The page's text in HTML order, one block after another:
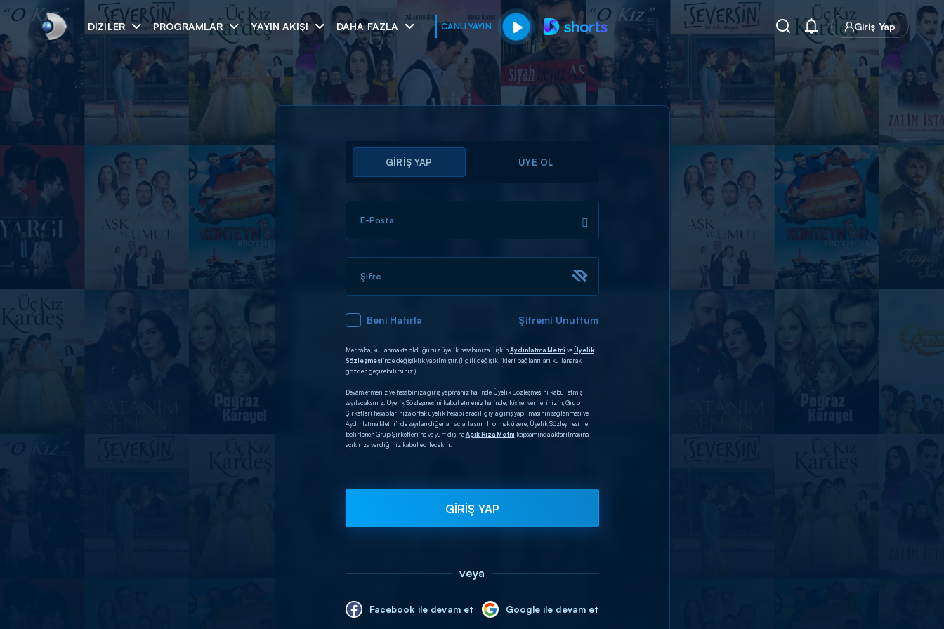
DIZILER PROGRAMLAR YAYIN AKIŞI DAHA FAZLA CANLI YAYIN Giriş Yap
Arama
ARAMA SONUÇLARI
GİRİŞ YAP ÜYE OL
E-Posta
Şifre
Beni Hatırla Şifremi Unuttum
Merhaba, kullanmakta olduğunuz üyelik hesabınıza ilişkinAydınlatma Metni veÜyelik
Sözleşmesi’nde değişiklik yapılmıştır. (İlgili değişiklikleri bağlantıları kullanarak
gözden geçirebilirsiniz.)
Devam etmeniz ve hesabınıza giriş yapmanız halinde Üyelik Sözleşmesini kabul etmiş
sayılacaksınız. Üyelik Sözleşmesini kabul etmeniz halinde; kişisel verilerinizin, Grup
Şirketleri hesaplarınıza ortak üyelik hesabı aracılığıyla giriş yapılmasının sağlanması ve
Aydınlatma Metni’nde sayılan diğer amaçlarla sınırlı olmak üzere, Üyelik Sözleşmesi ile
belirlenen Grup Şirketleri’ne ve yurt dışınaAçık Rıza Metni kapsamında aktarılmasına
açık rıza verdiğiniz kabul edilecektir.
GİRİŞ YAP
veya
Facebook ile devam et Google ile devam et